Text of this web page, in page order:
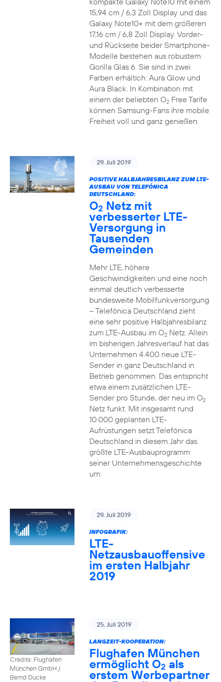
15,94 cm / 6,3 Zoll Display und das
Galaxy Note10+ mit dem größeren
17,16 cm / 6,8 Zoll Display. Vorder-
und Rückseite beider Smartphone-
Modelle bestehen aus robustem
Gorilla Glas 6. Sie sind in zwei
Farben erhältich: Aura Glow und
Aura Black. In Kombination mit
einem der beliebten O2Free Tarife
können Samsung-Fans ihre mobile
Freiheit voll und ganz genießen.
29. Juli 2019
POSITIVE HALBJAHRESBILANZ ZUM LTE-
AUSBAU VON TELEFÓNICA
DEUTSCHLAND:
O2 Netz mit
verbesserter LTE-
Versorgung in
Tausenden
Gemeinden
Mehr LTE, höhere
Geschwindigkeiten und eine noch
einmal deutlich verbesserte
bundesweite Mobilfunkversorgung
– Telefónica Deutschland zieht
eine sehr positive Halbjahresbilanz
zum LTE-Ausbau im O2Netz. Allein
im bisherigen Jahresverlauf hat das
Unternehmen 4.400 neue LTE-
Sender in ganz Deutschland in
Betrieb genommen. Das entspricht
etwa einem zusätzlichen LTE-
Sender pro Stunde, der neu im O2
Netz funkt. Mit insgesamt rund
10.000 geplanten LTE-
Aufrüstungen setzt Telefónica
Deutschland in diesem Jahr das
größte LTE-Ausbauprogramm
seiner Unternehmensgeschichte
um.
29. Juli 2019
INFOGRAFIK:
LTE-
Netzausbauoffensive
im ersten Halbjahr
2019
Credits: Flughafen
München GmbH /
Bernd Ducke
25. Juli 2019
LANGZEIT-KOOPERATION:
Flughafen München
ermöglicht O2 als
erstem Werbepartner